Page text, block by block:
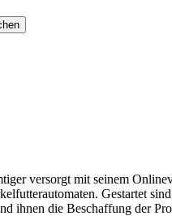
versorgt mit seinem
Gestartet
ihnen die Beschaffung der